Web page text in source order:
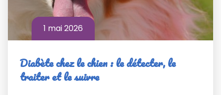
1 mai 2026
Diabète chez le chien : le détecter, le
traiter et le suivre